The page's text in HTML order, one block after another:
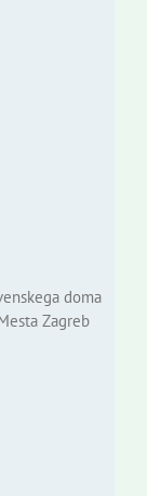
doma
Zagreb